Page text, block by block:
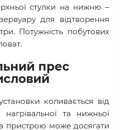
стулки на нижню –
для відтворення
Потужність побутових
прес
коливається від
та нижньої
пристрою може досягати